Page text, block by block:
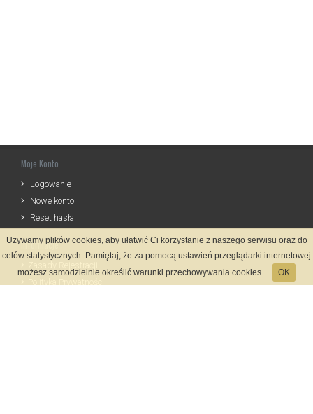
Moje Konto
Logowanie
Nowe konto
Reset hasła
Informacje
Używamy plików cookies, aby ułatwić Ci korzystanie z naszego serwisu oraz do
celów statystycznych. Pamiętaj, że za pomocą ustawień przeglądarki internetowej
możesz samodzielnie określić warunki przechowywania cookies.
OK